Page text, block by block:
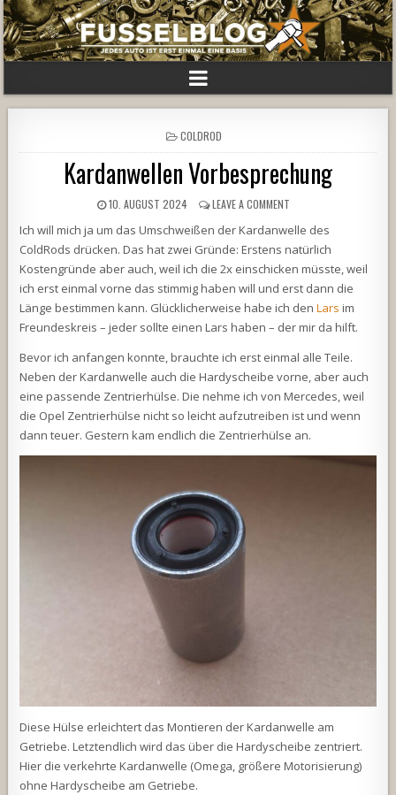
POSTED
IN
COLDROD
Kardanwellen Vorbesprechung
10. AUGUST 2024 LEAVE A COMMENT
Ich will mich ja um das Umschweißen der Kardanwelle des
ColdRods drücken. Das hat zwei Gründe: Erstens natürlich
Kostengründe aber auch, weil ich die 2x einschicken müsste, weil
ich erst einmal vorne das stimmig haben will und erst dann die
Länge bestimmen kann. Glücklicherweise habe ich denLars im
Freundeskreis – jeder sollte einen Lars haben – der mir da hilft.
Bevor ich anfangen konnte, brauchte ich erst einmal alle Teile.
Neben der Kardanwelle auch die Hardyscheibe vorne, aber auch
eine passende Zentrierhülse. Die nehme ich von Mercedes, weil
die Opel Zentrierhülse nicht so leicht aufzutreiben ist und wenn
dann teuer. Gestern kam endlich die Zentrierhülse an.
Diese Hülse erleichtert das Montieren der Kardanwelle am
Getriebe. Letztendlich wird das über die Hardyscheibe zentriert.
Hier die verkehrte Kardanwelle (Omega, größere Motorisierung)
ohne Hardyscheibe am Getriebe.